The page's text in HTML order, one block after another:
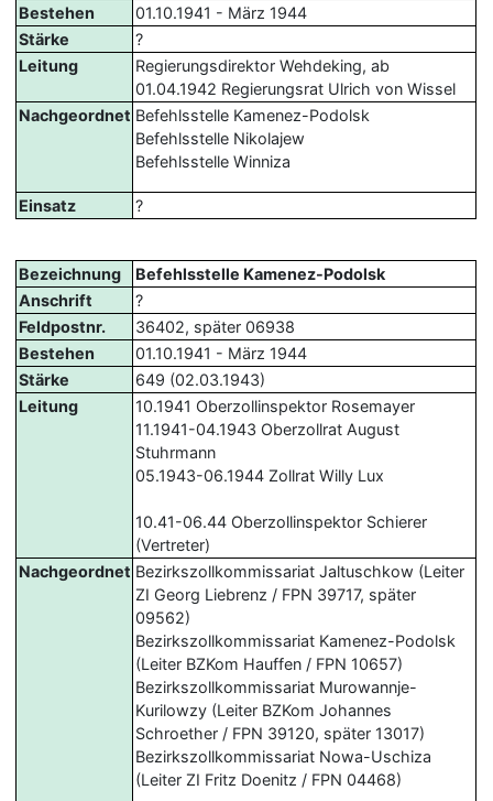
Bestehen
01.10.1941 - März 1944
Stärke
?
Leitung
Regierungsdirektor Wehdeking, ab
01.04.1942 Regierungsrat Ulrich von Wissel
Nachgeordnet Befehlsstelle Kamenez-Podolsk
Befehlsstelle Nikolajew
Befehlsstelle Winniza
Einsatz ?
Bezeichnung
Befehlsstelle Kamenez-Podolsk
Anschrift
?
Feldpostnr.
36402, später 06938
Bestehen
01.10.1941 - März 1944
Stärke
649 (02.03.1943)
Leitung
10.1941 Oberzollinspektor Rosemayer
11.1941-04.1943 Oberzollrat August
Stuhrmann
05.1943-06.1944 Zollrat Willy Lux
10.41-06.44 Oberzollinspektor Schierer
(Vertreter)
Nachgeordnet Bezirkszollkommissariat Jaltuschkow (Leiter
ZI Georg Liebrenz / FPN 39717, später
09562)
Bezirkszollkommissariat Kamenez-Podolsk
(Leiter BZKom Hauffen / FPN 10657)
Bezirkszollkommissariat Murowannje-
Kurilowzy (Leiter BZKom Johannes
Schroether / FPN 39120, später 13017)
Bezirkszollkommissariat Nowa-Uschiza
(Leiter ZI Fritz Doenitz / FPN 04468)